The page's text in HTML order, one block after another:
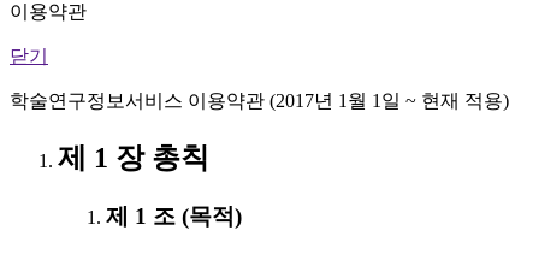
이용약관
닫기
학술연구정보서비스 이용약관 (2017년 1월 1일 ~ 현재 적용)
제 1 장 총칙
제 1 조 (목적)